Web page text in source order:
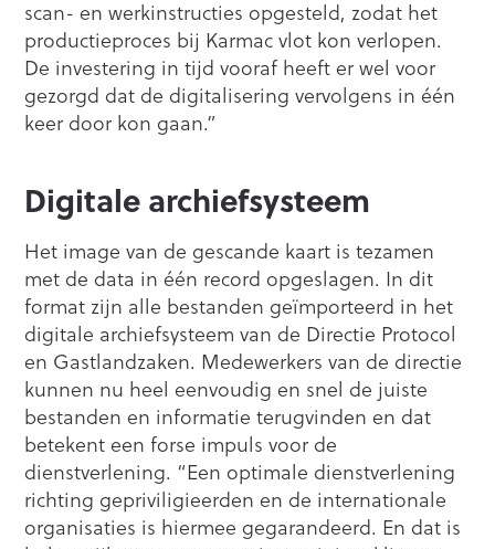
scan- en werkinstructies opgesteld, zodat het
productieproces bij Karmac vlot kon verlopen.
De investering in tijd vooraf heeft er wel voor
gezorgd dat de digitalisering vervolgens in één
keer door kon gaan.”
Digitale archiefsysteem
Het image van de gescande kaart is tezamen
met de data in één record opgeslagen. In dit
format zijn alle bestanden geïmporteerd in het
digitale archiefsysteem van de Directie Protocol
en Gastlandzaken. Medewerkers van de directie
kunnen nu heel eenvoudig en snel de juiste
bestanden en informatie terugvinden en dat
betekent een forse impuls voor de
dienstverlening. “Een optimale dienstverlening
richting gepriviligieerden en de internationale
organisaties is hiermee gegarandeerd. En dat is